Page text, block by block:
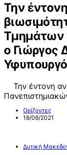
Την
Τμημάτων
ο Γιώργος
Την έντονη
Ορίζοντες
18/06/2021
Δυτική